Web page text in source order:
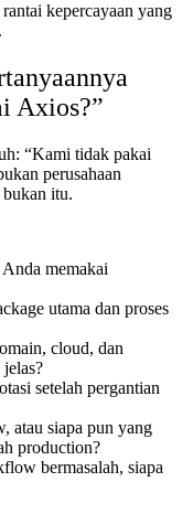
kepercayaan yang
Axios?”
“Kami tidak pakai
perusahaan
itu.
memakai
utama dan proses
cloud, dan
setelah pergantian
atau siapa pun yang
production?
bermasalah, siapa